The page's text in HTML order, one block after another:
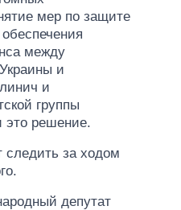
мер по защите
между
и
и
группы
это решение.
следить за ходом
депутат